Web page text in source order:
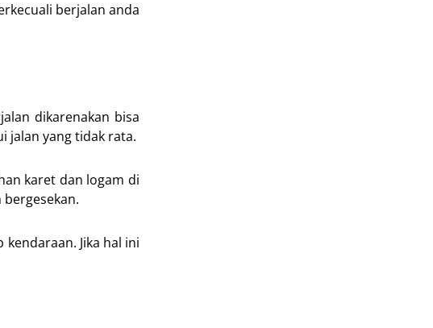
berjalan anda
dikarenakan bisa
jalan yang tidak rata.
karet dan logam di
Jika hal ini